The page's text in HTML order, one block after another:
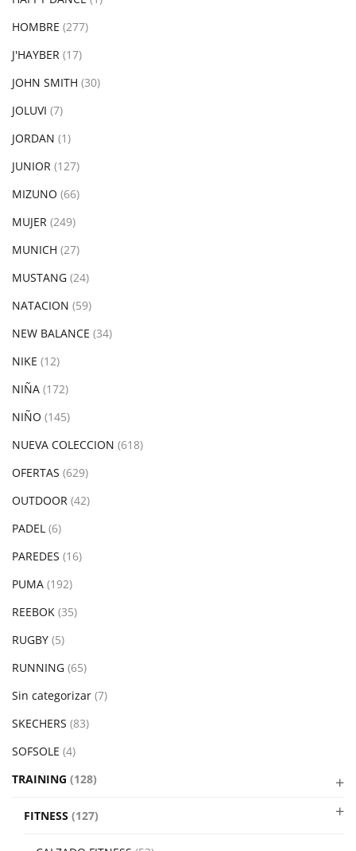
HOMBRE (277)
J'HAYBER (17)
JOHN SMITH (30)
JOLUVI (7)
JORDAN (1)
JUNIOR (127)
MIZUNO (66)
MUJER (249)
MUNICH (27)
MUSTANG (24)
NATACION (59)
NEW BALANCE (34)
NIKE (12)
NIÑA (172)
NIÑO (145)
NUEVA COLECCION (618)
OFERTAS (629)
OUTDOOR (42)
PADEL (6)
PAREDES (16)
PUMA (192)
REEBOK (35)
RUGBY (5)
RUNNING (65)
Sin categorizar (7)
SKECHERS (83)
SOFSOLE (4)
TRAINING (128)
FITNESS (127)